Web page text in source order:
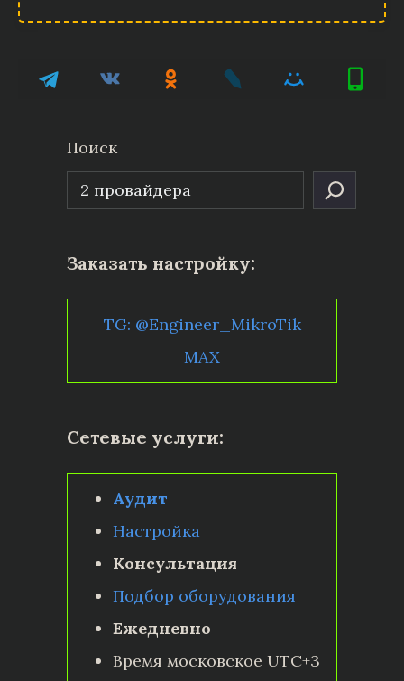
Поиск
Заказать настройку:
TG: @Engineer_MikroTik
MAX
Сетевые услуги:
Аудит
Настройка
Консультация
Подбор оборудования
Ежедневно
Время московское UTC+3